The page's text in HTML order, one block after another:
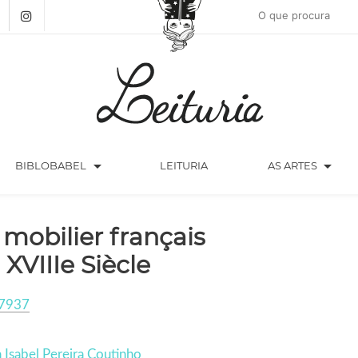
BIBLOBABEL arrow_drop_down LEITURIA AS ARTES arrow_drop_down
mobilier français
Siècle
Isabel Pereira Coutinho